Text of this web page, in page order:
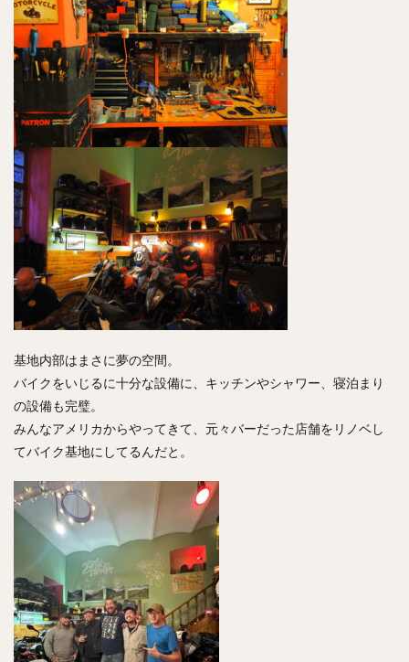
基地内部はまさに夢の空間。
バイクをいじるに十分な設備に、キッチンやシャワー、寝泊まり
の設備も完璧。
みんなアメリカからやってきて、元々バーだった店舗をリノベし
てバイク基地にしてるんだと。